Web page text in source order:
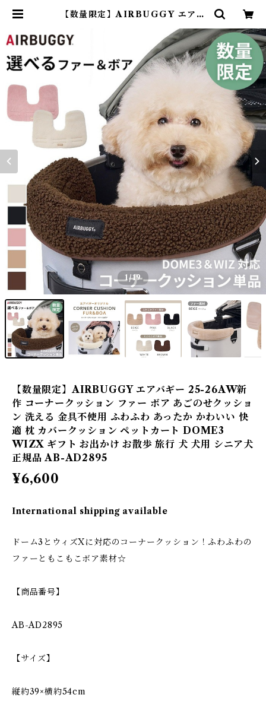
【数量限定】AIRBUGGY エアバ
ション ファー ボア あごのせクッシ
ョン 洗える 金具不使用 ふわふわ あ
ったか かわいい 快適 枕 カバークッ
ション ペットカート DOME3 WI
ZX ギフト お出かけ お散歩 旅行 犬
5 | DearKM ❤︎フレンチブルドッ
ク孔明
1/19
【数量限定】AIRBUGGY エアバギー 25-26AW新
作 コーナークッション ファー ボア あごのせクッショ
ン 洗える 金具不使用 ふわふわ あったか かわいい 快
適 枕 カバークッション ペットカート DOME3
WIZX ギフト お出かけ お散歩 旅行 犬 犬用 シニア犬
正規品 AB-AD2895
¥6,600
International shipping available
ドーム3とウィズXに対応のコーナークッション！ふわふわの
ファーともこもこボア素材☆
【商品番号】
AB-AD2895
【サイズ】
縦約39×横約54cm